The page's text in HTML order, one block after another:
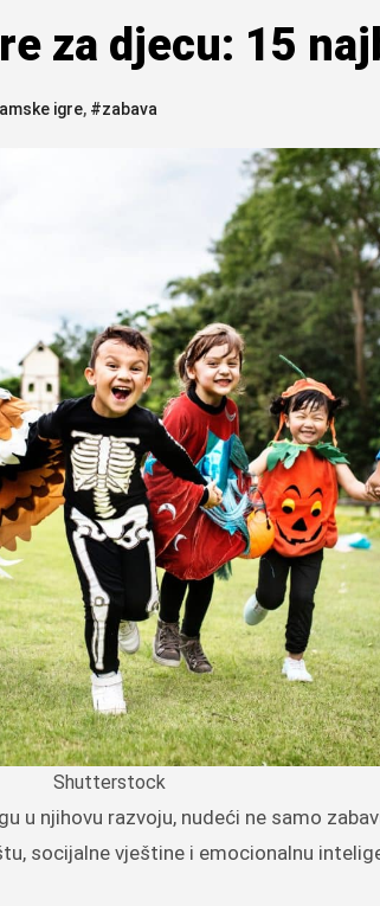
za djecu: 15
igre, #zabava
Shutterstock
socijalne vještine i emocionalnu